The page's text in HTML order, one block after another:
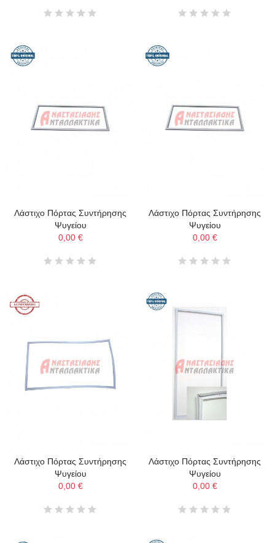
Λάστιχο Πόρτας Συντήρησης
Ψυγείου
0,00 €
Λάστιχο Πόρτας Συντήρησης
Ψυγείου
0,00 €
Λάστιχο Πόρτας Συντήρησης
Ψυγείου
0,00 €
Λάστιχο Πόρτας Συντήρησης
Ψυγείου
0,00 €